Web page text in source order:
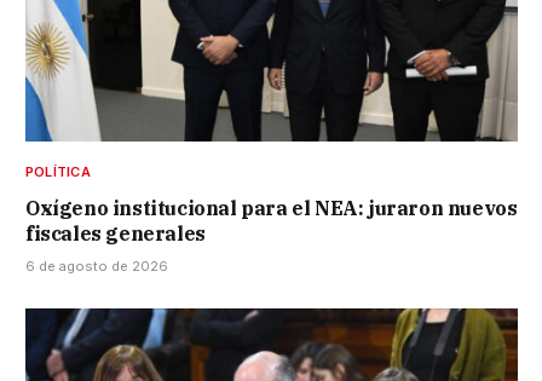
POLÍTICA
Oxígeno institucional para el NEA: juraron nuevos
fiscales generales
6 de agosto de 2026